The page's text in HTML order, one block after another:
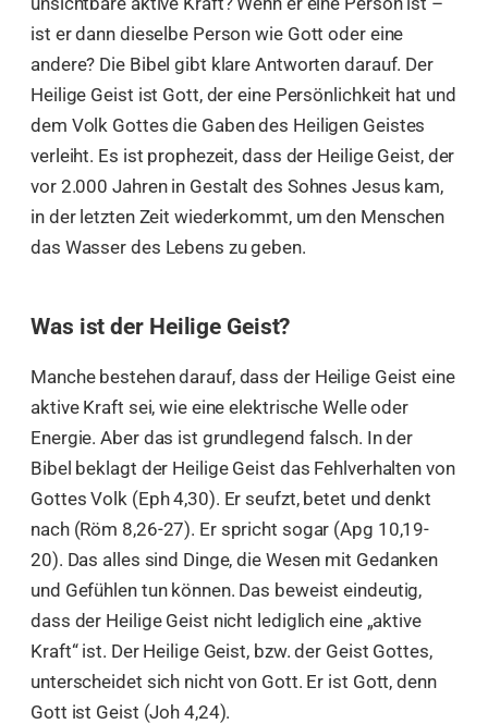
ist er dann dieselbe Person wie Gott oder eine
andere? Die Bibel gibt klare Antworten darauf. Der
Heilige Geist ist Gott, der eine Persönlichkeit hat und
dem Volk Gottes die Gaben des Heiligen Geistes
verleiht. Es ist prophezeit, dass der Heilige Geist, der
vor 2.000 Jahren in Gestalt des Sohnes Jesus kam,
in der letzten Zeit wiederkommt, um den Menschen
das Wasser des Lebens zu geben.
Was ist der Heilige Geist?
Manche bestehen darauf, dass der Heilige Geist eine
aktive Kraft sei, wie eine elektrische Welle oder
Energie. Aber das ist grundlegend falsch. In der
Bibel beklagt der Heilige Geist das Fehlverhalten von
Gottes Volk (Eph 4,30). Er seufzt, betet und denkt
nach (Röm 8,26-27). Er spricht sogar (Apg 10,19-
20). Das alles sind Dinge, die Wesen mit Gedanken
und Gefühlen tun können. Das beweist eindeutig,
dass der Heilige Geist nicht lediglich eine „aktive
Kraft“ ist. Der Heilige Geist, bzw. der Geist Gottes,
unterscheidet sich nicht von Gott. Er ist Gott, denn
Gott ist Geist (Joh 4,24).